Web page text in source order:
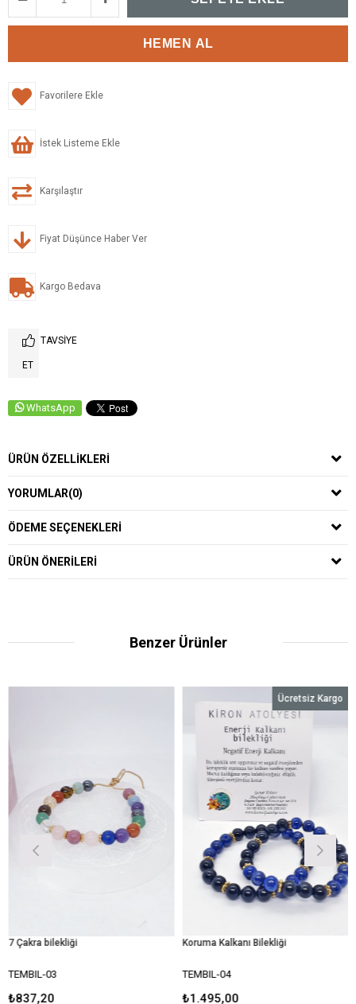
Favorilere Ekle
İstek Listeme Ekle
Karşılaştır
Fiyat Düşünce Haber Ver
Kargo Bedava
TAVSIYE
ET
WhatsApp
ÜRÜN ÖZELLIKLERI
YORUMLAR(0)
ÖDEME SEÇENEKLERI
ÜRÜN ÖNERILERI
Benzer Ürünler
bilekliği
03
Koruma Kalkanı Bilekliği
TEMBIL-04
₺1.495,00
Ücretsiz Kargo